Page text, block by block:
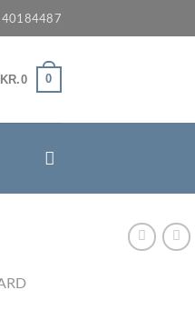
KR.0 0